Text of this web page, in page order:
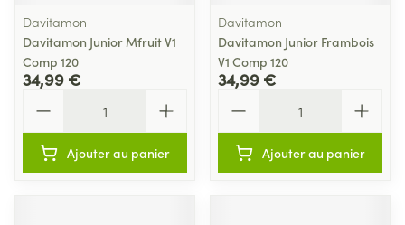
Davitamon
Davitamon Junior Mfruit V1
Comp 120
34,99 €
Ajouter au panier
Davitamon
Davitamon Junior Frambois
V1 Comp 120
34,99 €
Ajouter au panier